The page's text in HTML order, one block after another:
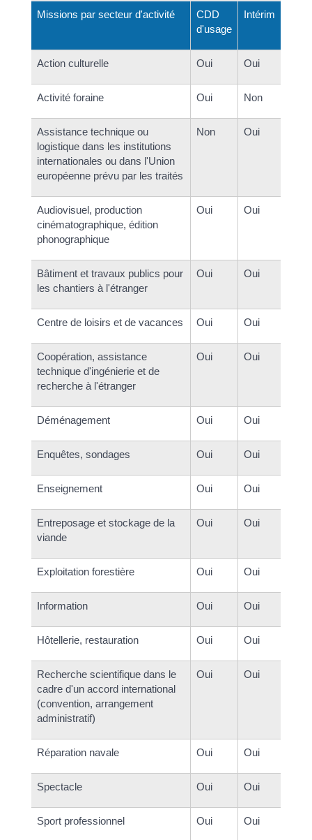
Missions par secteur d'activité
CDD
d'usage
Intérim
Action culturelle Oui Oui
Activité foraine Oui Non
Assistance technique ou
logistique dans les institutions
internationales ou dans l'Union
européenne prévu par les traités
Non Oui
Audiovisuel, production
cinématographique, édition
phonographique
Oui Oui
Bâtiment et travaux publics pour
les chantiers à l'étranger
Oui Oui
Centre de loisirs et de vacances Oui Oui
Coopération, assistance
technique d'ingénierie et de
recherche à l'étranger
Oui Oui
Déménagement Oui Oui
Enquêtes, sondages Oui Oui
Enseignement Oui Oui
Entreposage et stockage de la
viande
Oui Oui
Exploitation forestière Oui Oui
Information Oui Oui
Hôtellerie, restauration Oui Oui
Recherche scientifique dans le
cadre d'un accord international
(convention, arrangement
administratif)
Oui Oui
Réparation navale Oui Oui
Spectacle Oui Oui
Sport professionnel Oui Oui